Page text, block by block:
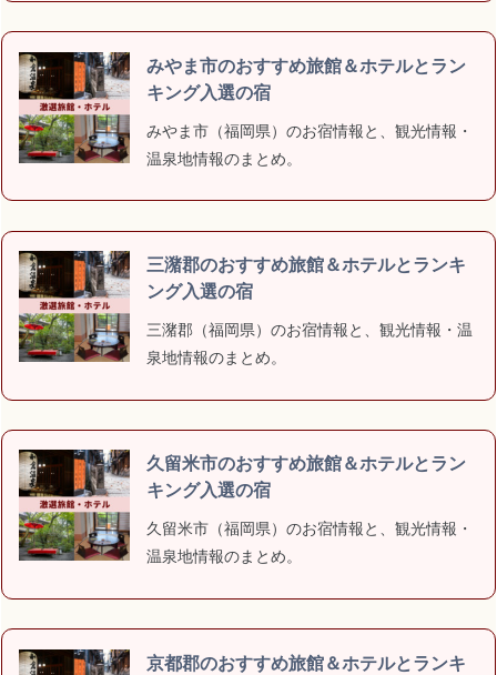
みやま市のおすすめ旅館＆ホテルとラン
キング入選の宿
みやま市（福岡県）のお宿情報と、観光情報・
温泉地情報のまとめ。
三潴郡のおすすめ旅館＆ホテルとランキ
ング入選の宿
三潴郡（福岡県）のお宿情報と、観光情報・温
泉地情報のまとめ。
久留米市のおすすめ旅館＆ホテルとラン
キング入選の宿
久留米市（福岡県）のお宿情報と、観光情報・
温泉地情報のまとめ。
京都郡のおすすめ旅館＆ホテルとランキ